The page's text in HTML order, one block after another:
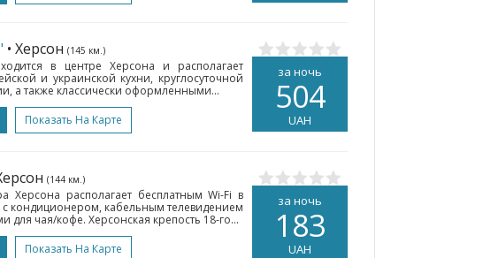
за ночь
504
UAH
• Херсон (145 км.)
в центре Херсона и располагает
и украинской кухни, круглосуточной
а также классически оформленными...
Показать На Карте
за ночь
183
UAH
(144 км.)
Херсона располагает бесплатным Wi-Fi в
кондиционером, кабельным телевидением
для чая/кофе. Херсонская крепость 18-го...
Показать На Карте